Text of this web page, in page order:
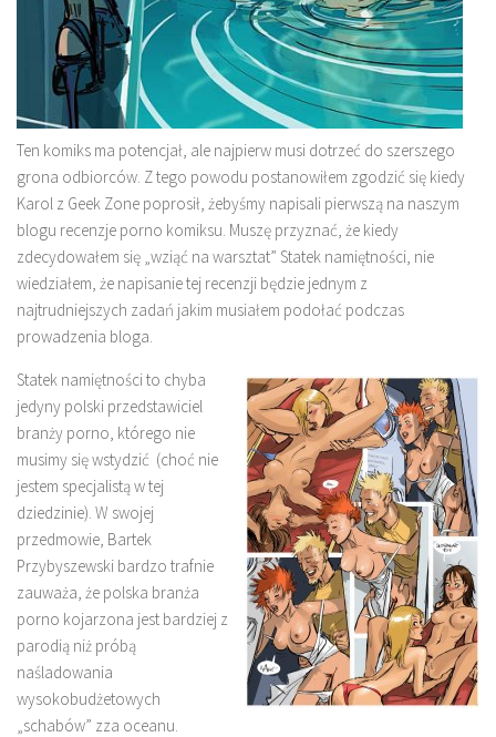
Ten komiks ma potencjał, ale najpierw musi dotrzeć do szerszego
grona odbiorców. Z tego powodu postanowiłem zgodzić się kiedy
Karol z Geek Zone poprosił, żebyśmy napisali pierwszą na naszym
blogu recenzje porno komiksu. Muszę przyznać, że kiedy
zdecydowałem się „wziąć na warsztat” Statek namiętności, nie
wiedziałem, że napisanie tej recenzji będzie jednym z
najtrudniejszych zadań jakim musiałem podołać podczas
prowadzenia bloga.
Statek namiętności to chyba
jedyny polski przedstawiciel
branży porno, którego nie
musimy się wstydzić (choć nie
jestem specjalistą w tej
dziedzinie). W swojej
przedmowie, Bartek
Przybyszewski bardzo trafnie
zauważa, że polska branża
porno kojarzona jest bardziej z
parodią niż próbą
naśladowania
wysokobudżetowych
„schabów” zza oceanu.